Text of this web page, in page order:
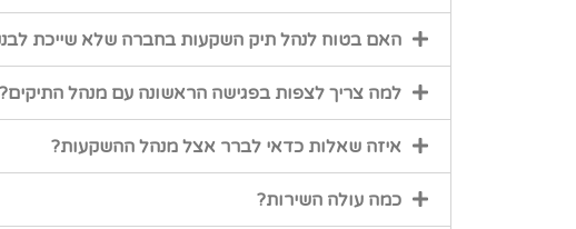
האם בטוח לנהל תיק השקעות בחברה שלא שייכת
למה צריך לצפות בפגישה הראשונה עם מנהל התיקים?
איזה שאלות כדאי לברר אצל מנהל ההשקעות?
כמה עולה השירות?